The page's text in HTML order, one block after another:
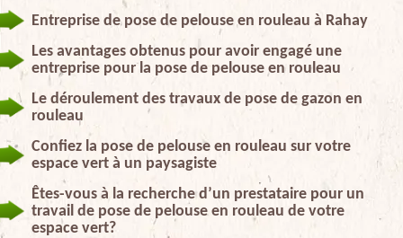
Entreprise de pose de pelouse en rouleau à Rahay
Les avantages obtenus pour avoir engagé une
entreprise pour la pose de pelouse en rouleau
Le déroulement des travaux de pose de gazon en
rouleau
Confiez la pose de pelouse en rouleau sur votre
espace vert à un paysagiste
Êtes-vous à la recherche d’un prestataire pour un
travail de pose de pelouse en rouleau de votre
espace vert?